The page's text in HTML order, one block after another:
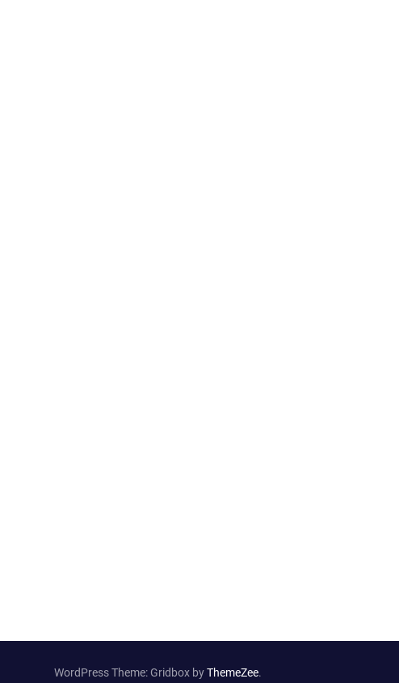
WordPress Theme: Gridbox byThemeZee.